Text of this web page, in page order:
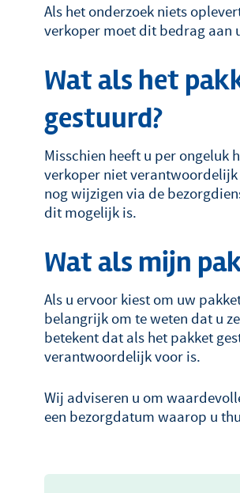
Als het onderzoek niets
verkoper moet dit bedrag aan
Wat als het
gestuurd?
Misschien heeft u per ongeluk
verkoper niet
nog wijzigen via de
dit mogelijk is.
Wat als mijn
Als u ervoor kiest om uw
belangrijk om te weten dat u
betekent dat als het pakket
verantwoordelijk voor is.
Wij adviseren u om
een bezorgdatum waarop u